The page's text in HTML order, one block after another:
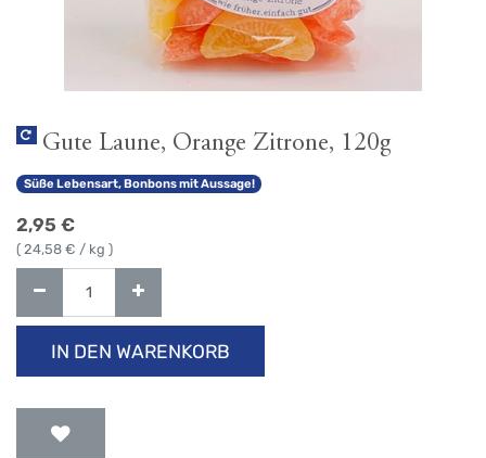
Gute Laune, Orange Zitrone, 120g
Süße Lebensart, Bonbons mit Aussage!
2,95 €
( 24,58 € / kg )
IN DEN WARENKORB